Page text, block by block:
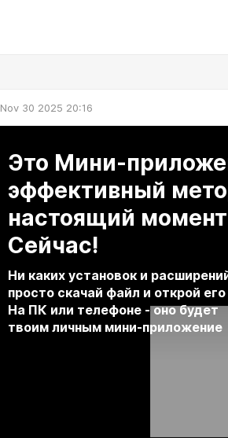
Nov 30 2025 20:16
Это Мини-
эффективный
настоящий момент Быть Здесь и
Сейчас!
Ни каких установок и
просто скачай файл и открой
На ПК или телефоне - оно будет
твоим личным мини-приложение